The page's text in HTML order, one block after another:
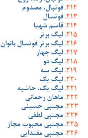
فوتبال، مصدوم
فوتسال
قاسم شهبا
لیگ برتر
لیگ برتر فوتسال بانوان
لیگ چهار
لیگ دو
لیگ سه
لیگ یک
لیگ یک، حاشیه
ماهان رحمانی
مجتبی حسینی
مجتبی لطفی
مجتبی محبوب مجاز
مجتبی مقتدایی